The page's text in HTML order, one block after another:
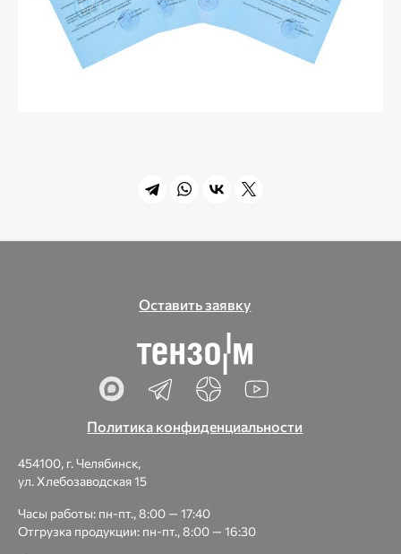
Оставить заявку
Политика конфиденциальности
454100, г. Челябинск,
ул. Хлебозаводская 15
Часы работы: пн-пт., 8:00 — 17:40
Отгрузка продукции: пн-пт., 8:00 — 16:30